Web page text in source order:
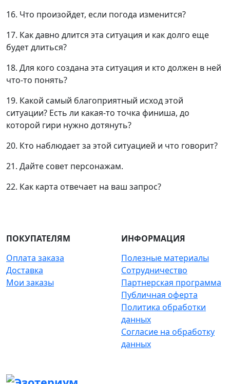
16. Что произойдет, если погода изменится?
17. Как давно длится эта ситуация и как долго еще
будет длиться?
18. Для кого создана эта ситуация и кто должен в ней
что-то понять?
19. Какой самый благоприятный исход этой
ситуации? Есть ли какая-то точка финиша, до
которой гири нужно дотянуть?
20. Кто наблюдает за этой ситуацией и что говорит?
21. Дайте совет персонажам.
22. Как карта отвечает на ваш запрос?
ПОКУПАТЕЛЯМ
Оплата заказа
Доставка
Мои заказы
ИНФОРМАЦИЯ
Полезные материалы
Сотрудничество
Партнерская программа
Публичная оферта
Политика обработки
данных
Согласие на обработку
данных